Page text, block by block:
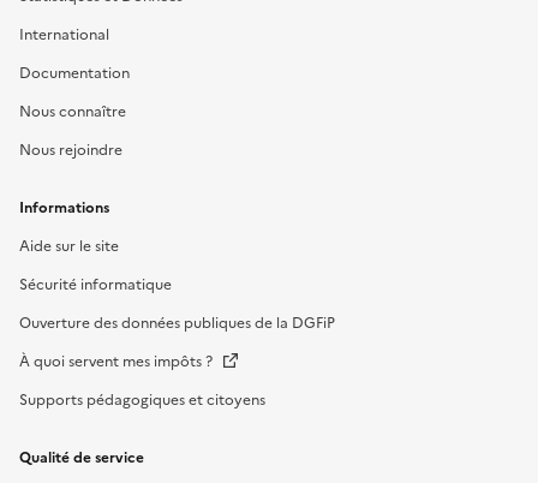
International
Documentation
Nous connaître
Nous rejoindre
Informations
Aide sur le site
Sécurité informatique
Ouverture des données publiques de la DGFiP
À quoi servent mes impôts ?
Supports pédagogiques et citoyens
Qualité de service